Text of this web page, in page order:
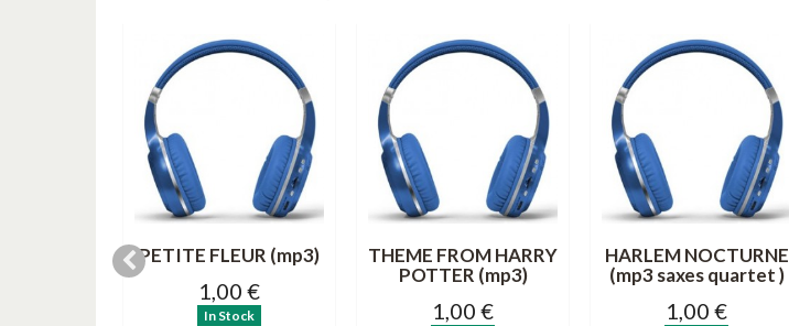
PETITE FLEUR (mp3)
1,00 €
In Stock
THEME FROM HARRY
POTTER (mp3)
1,00 €
HARLEM NOCTURNE
(mp3 saxes quartet )
1,00 €